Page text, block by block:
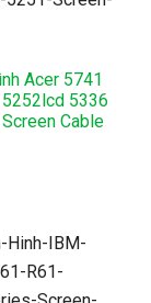
Acer 5741
5336
Cable